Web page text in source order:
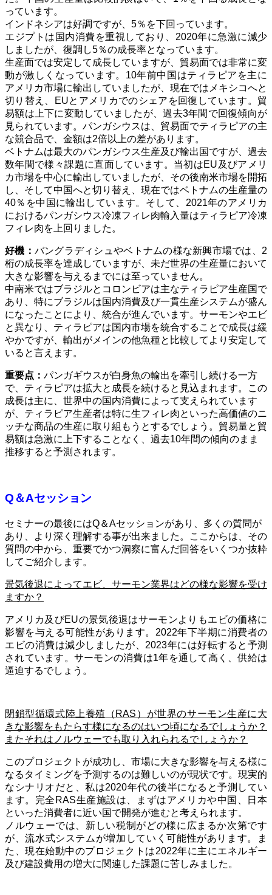
っています。
インドネシアは好調ですが、5％を下回っています。
エジプトは国内消費を重視しており、2020年に急激に減少
しましたが、復調し5％の成長率となっています。
生産面では安定して成長していますが、貿易面では非常に変
動が激しくなっています。10年前中国はティラピアを主に
アメリカ市場に輸出していましたが、現在ではメキシコへと
切り替え、EUとアメリカでのシェアを回復しています。貿
易額は上下に変動していましたが、過去3年間で回復傾向が
見られています。 パンガシウスは、貿易面でティラピアの主
な競合品で、金額は2倍以上の差があります。
ベトナムは最大のパンガシウス生産及び輸出国ですが、過去
数年間で様々課題に直面しています。当初はEU及びアメリ
カ市場を中心に輸出していましたが、その後南米市場を開拓
し、そして中国へと切り替え、現在ではベトナムの生産量の
40％を中国に輸出しています。そして、2021年のアメリカ
におけるパンガシウス冷凍フィレ肉輸入量はティラピア冷凍
フィレ肉を上回りました。
好機： バングラディシュやベトナムの様な新興市場では、2
桁の成長率を達成していますが、未だ世界の生産量において
大きな影響を与えるまでには至っていません。
中南米ではブラジルとコロンビアは主なティラピア生産国で
あり、特にブラジルは国内消費及び一貫生産システムが盛ん
になったことにより、統合が進んでいます。サーモンやエビ
と異なり、ティラピアは国内市場を統合することで成長は緩
やかですが、輸出がメインの他魚種と比較してより安定して
いると言えます。
重要点： パンガギウスが白身魚の輸出を牽引し続ける一方
で、ティラピアは拡大と成長を続けると見込まれます。この
成長は主に、世界中の国内消費によって支えられています
が、ティラピア生産者は特に生フィレ肉といった高価値のニ
ッチな商品の生産に取り組もうとするでしょう。貿易量と貿
易額は急激に上下することなく、過去10年間の傾向のまま
推移すると予測されます。
Q＆Aセッション
セミナーの最後にはQ＆Aセッションがあり、多くの質問が
あり、より深く理解する事が出来ました。ここからは、その
質問の中から、重要でかつ洞察に富んだ回答をいくつか抜粋
してご紹介します。
景気後退によってエビ、サーモン業界はどの様な影響を受け
ますか？
アメリカ及びEUの景気後退はサーモンよりもエビの価格に
影響を与える可能性があります。2022年下半期に消費者の
エビの消費は減少しましたが、2023年には好転すると予測
されています。サーモンの消費は1年を通して高く、供給は
逼迫するでしょう。
閉鎖型循環式陸上養殖（RAS）が世界のサーモン生産に大
きな影響をもたらす様になるのはいつ頃になるでしょうか？
またそれはノルウェーでも取り入れられるでしょうか？
このプロジェクトが成功し、市場に大きな影響を与える様に
なるタイミングを予測するのは難しいのが現状です。現実的
なシナリオだと、私は2020年代の後半になると予測してい
ます。完全RAS生産施設は、まずはアメリカや中国、日本
といった消費者に近い国で開発が進むと考えられます。
ノルウェーでは、新しい税制がどの様に広まるか次第です
が、流水式システムが増加していく可能性があります。ま
た、現在始動中のプロジェクトは2022年に主にエネルギー
及び建設費用の増大に関連した課題に苦しみました。